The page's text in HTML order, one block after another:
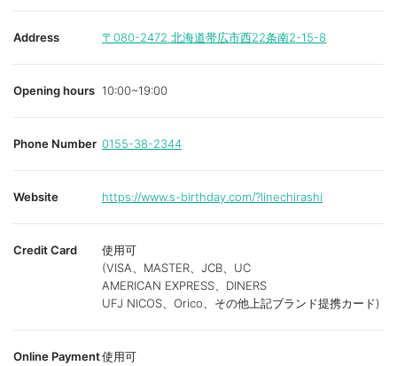
Address 〒080-2472 北海道帯広市西22条南2-15-8
Opening hours 10:00~19:00
Phone Number 0155-38-2344
Website https://www.s-birthday.com/?linechirashi
Credit Card
使用可
(VISA、MASTER、JCB、UC
AMERICAN EXPRESS、DINERS
UFJ NICOS、Orico、その他上記ブランド提携カード)
Online Payment使用可